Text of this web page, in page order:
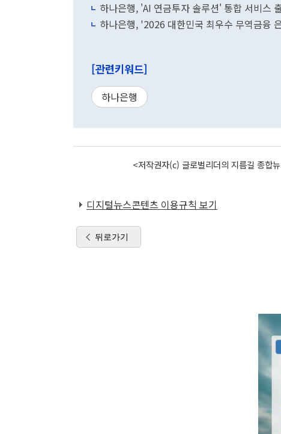
하나은행, 'AI 연금투자 솔루션' 통합 서비스
하나은행, '2026 대한민국 최우수 무역금융
[관련키워드]
하나은행
<저작권자(c) 글로벌리더의 지름길 종합
디지털뉴스콘텐츠 이용규칙 보기
뒤로가기